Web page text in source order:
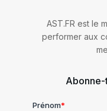
AST.FR est le
performer aux